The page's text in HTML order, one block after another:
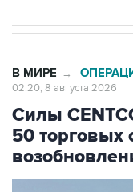
В МИРЕ →
02:20, 8 августа 2026
Силы
50 торговых